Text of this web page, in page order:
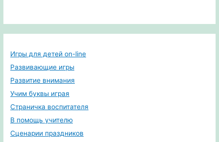
Игры для детей on-line
Развивающие игры
Развитие внимания
Учим буквы играя
Страничка воспитателя
В помощь учителю
Сценарии праздников